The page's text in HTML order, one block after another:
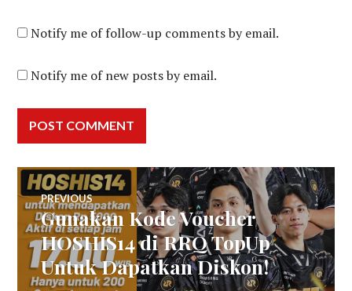
Notify me of follow-up comments by email.
Notify me of new posts by email.
Post
navigation
PREVIOUS
Previous
post:
Gunakan Kode Voucher
HOSHIS14 di RRQ TopUp
Untuk Dapatkan Diskon!